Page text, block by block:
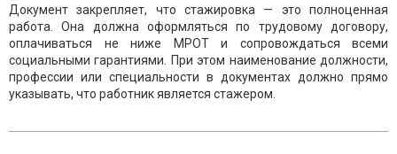
Документ закрепляет, что стажировка — это полноценная
работа. Она должна оформляться по трудовому договору,
оплачиваться не ниже МРОТ и сопровождаться всеми
социальными гарантиями. При этом наименование должности,
профессии или специальности в документах должно прямо
указывать, что работник является стажером.